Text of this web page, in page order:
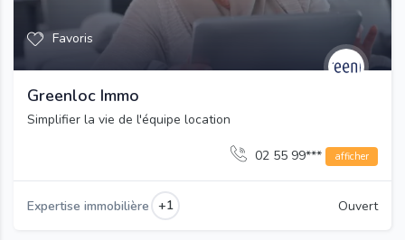
Favoris
Greenloc Immo
Simplifier la vie de l'équipe location
02 55 99*** afficher
Expertise immobilière +1 Ouvert